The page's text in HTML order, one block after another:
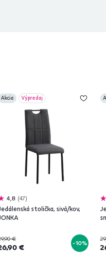
Akcia Výpredaj
4,8 47
stolička, sivá/kov,
€
€ -10%